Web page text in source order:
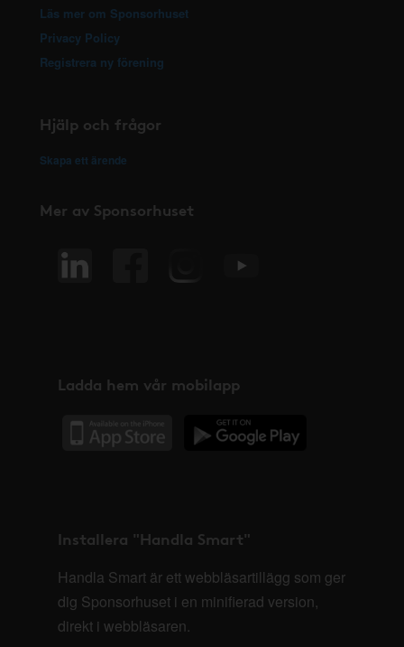
Läs mer om Sponsorhuset
Privacy Policy
Registrera ny förening
Hjälp och frågor
Skapa ett ärende
Mer av Sponsorhuset
Ladda hem vår mobilapp
Installera "Handla Smart"
Handla Smart är ett webbläsartillägg som ger
dig Sponsorhuset i en minifierad version,
direkt i webbläsaren.